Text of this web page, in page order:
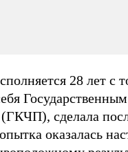
28 лет с
сделала
оказалась